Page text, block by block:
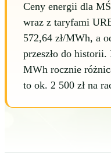
Ceny energii dla
wraz z taryfami
572,64 zł/MWh, a
przeszło do
MWh rocznie
to ok. 2 500 zł na